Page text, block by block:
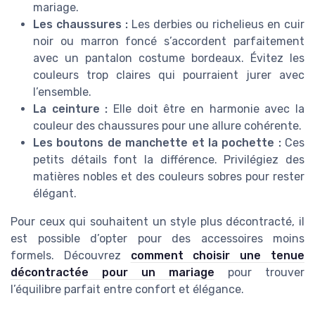
mariage.
Les chaussures : Les derbies ou richelieus en cuir
noir ou marron foncé s’accordent parfaitement
avec un pantalon costume bordeaux. Évitez les
couleurs trop claires qui pourraient jurer avec
l’ensemble.
La ceinture : Elle doit être en harmonie avec la
couleur des chaussures pour une allure cohérente.
Les boutons de manchette et la pochette :Ces
petits détails font la différence. Privilégiez des
matières nobles et des couleurs sobres pour rester
élégant.
Pour ceux qui souhaitent un style plus décontracté, il
est possible d’opter pour des accessoires moins
formels. Découvrez comment choisir une tenue
décontractée pour un mariage pour trouver
l’équilibre parfait entre confort et élégance.